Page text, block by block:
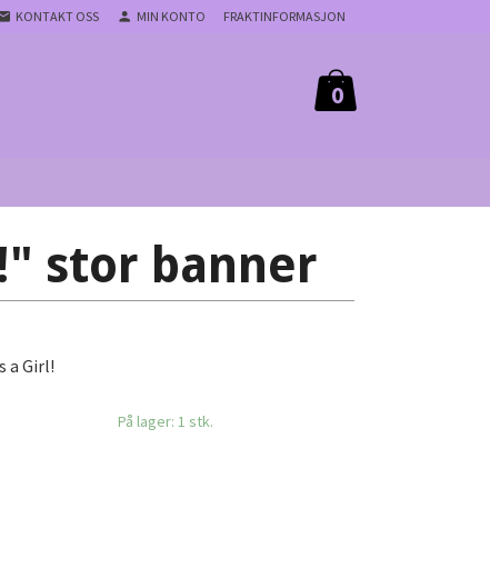
KONTAKT OSS MIN KONTO FRAKTINFORMASJON
0
stor banner
a Girl!
På lager: 1 stk.